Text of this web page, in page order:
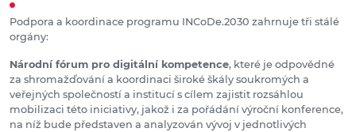
Podpora a koordinace programu INCoDe.2030 zahrnuje tři stálé
orgány:
Národní fórum pro digitální kompetence, které je odpovědné
za shromažďování a koordinaci široké škály soukromých a
veřejných společností a institucí s cílem zajistit rozsáhlou
mobilizaci této iniciativy, jakož i za pořádání výroční konference,
na níž bude představen a analyzován vývoj v jednotlivých